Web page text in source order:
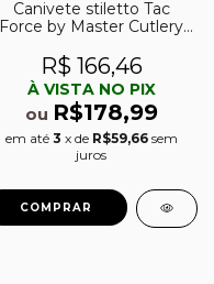
Canivete stiletto Tac
Force by Master Cutlery
428RB
R$ 166,46
À VISTA NO PIX
ou R$178,99
em até 3 x de R$59,66 sem
juros